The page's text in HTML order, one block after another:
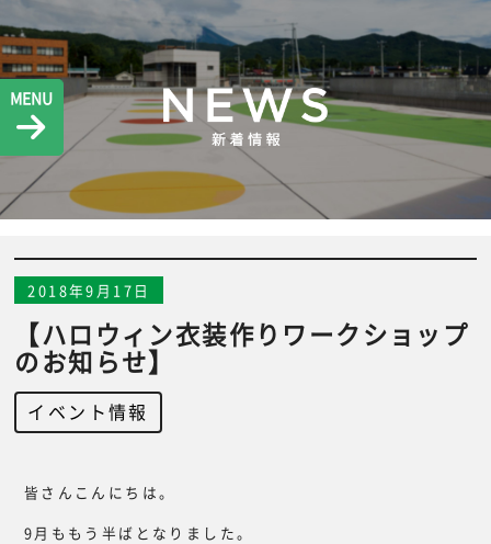
MENU
2018年9月17日
【ハロウィン衣装作りワークショップ
のお知らせ】
イベント情報
皆さんこんにちは。
9月ももう半ばとなりました。